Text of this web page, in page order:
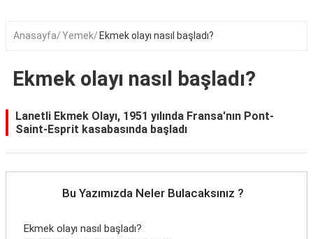
Seyahat
Oyun
Yaşam
Anasayfa Yemek Ekmek olayı nasıl başladı?
Ekmek olayı nasıl başladı?
Lanetli Ekmek Olayı, 1951 yılında Fransa'nın Pont-
Saint-Esprit kasabasında başladı
Bu Yazımızda Neler Bulacaksınız ?
Ekmek olayı nasıl başladı?